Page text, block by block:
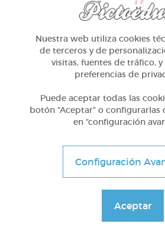
2º Primaria (7-8
@Webparaelespanol
Nuestra web utiliza cookies
de terceros y de
visitas, fuentes de tráfico,
preferencias de
Puede aceptar todas las
botón “Aceptar” o configurarlas
en “configuración
Configuración
Aceptar